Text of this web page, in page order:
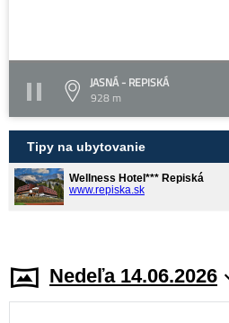
JASNÁ - REPISKÁ
928 m
Tipy na ubytovanie
Wellness Hotel*** Repiská
www.repiska.sk
Nedeľa 14.06.2026